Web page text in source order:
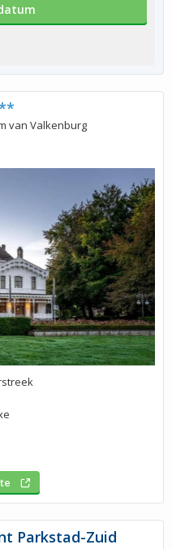
van Valkenburg
Parkstad-Zuid